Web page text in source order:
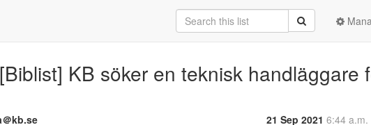
[Biblist] KB söker en teknisk handläggare
kb.se 21 Sep 2021 6:44 a.m.